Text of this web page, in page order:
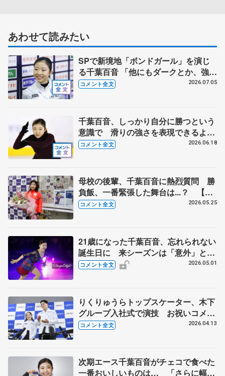
あわせて読みたい
SPで新境地「ボンドガール」を演じ
る千葉百音 「他にもダークとか、強い
女系の候補の曲は結構あったんですけ
コメント全文 2026.07.05
千葉百音、しっかり自分に勝つという
意識で 滑りの強さを表現できるよう
に筋力アップ【木下グループ/アカデミ
コメント全文 2026.06.18
母校の後輩、千葉百音に熱烈質問 勝
負飯、一番緊張した舞台は...？ 【東
北高校訪問】
コメント全文 2026.05.25
21歳になった千葉百音、忘れられない
誕生日に 来シーズンは「意外」と言
われたい 【ブルームオンアイス】
コメント全文 2026.05.01
りくりゅうらトップスケーター、木下
グループ入社式で演技 お祝いコメン
ト、呪文のように練習したが...【入社
コメント全文 2026.04.13
次期エース千葉百音がチェコで食べた
一番おいしいものは… 「さらに幅を